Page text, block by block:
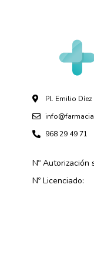
Pl. Emilio
968 29 49 71
Nº Autorización
Nº Licenciado: